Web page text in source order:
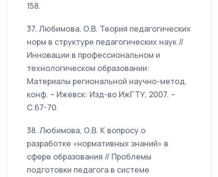
158.
37. Любимова, О.В. Теория педагогических
норм в структуре педагогических наук //
Инновации в профессиональном и
технологическом образовании:
Материалы региональной научно-метод.
конф. – Ижевск: Изд-во ИжГТУ, 2007. –
С.67-70.
38. Любимова, О.В. К вопросу о
разработке «нормативных знаний» в
сфере образования // Проблемы
подготовки педагога в системе